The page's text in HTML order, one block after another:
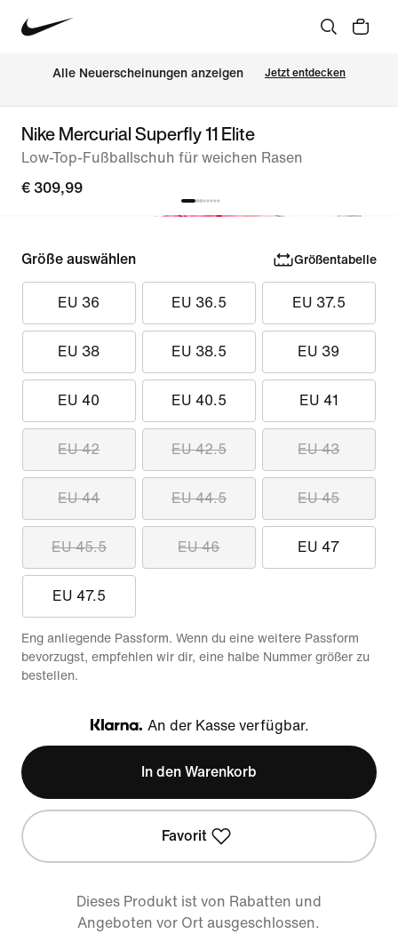
Alle Neuerscheinungen anzeigen Jetzt entdecken
Nike Mercurial Superfly 11 Elite
Low-Top-Fußballschuh für weichen Rasen
€ 309,99
Größe auswählen Größentabelle
EU 36 EU 36.5 EU 37.5
EU 38 EU 38.5 EU 39
EU 40 EU 40.5 EU 41
EU 42 EU 42.5 EU 43
EU 44 EU 44.5 EU 45
EU 45.5 EU 46 EU 47
EU 47.5
Eng anliegende Passform. Wenn du eine weitere Passform
bevorzugst, empfehlen wir dir, eine halbe Nummer größer zu
bestellen.
Klarna
An der Kasse verfügbar.
In den Warenkorb
Favorit
Dieses Produkt ist von Rabatten und
Angeboten vor Ort ausgeschlossen.